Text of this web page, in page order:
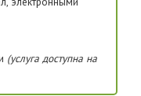
(услуга доступна на